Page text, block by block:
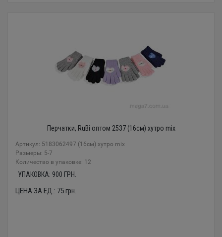
Перчатки, RuBi оптом 2537 (16см) хутро mix
Артикул: 5183062497 (16см) хутро mix
Размеры: 5-7
Количество в упаковке: 12
УПАКОВКА: 900 ГРН.
ЦЕНА ЗА ЕД.: 75грн.